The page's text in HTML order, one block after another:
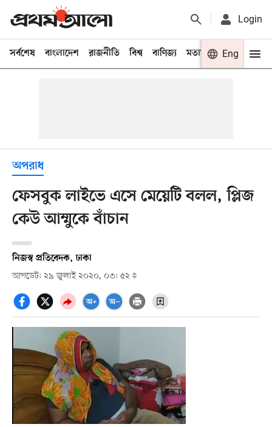
Login
সর্বশেষ বাংলাদেশ রাজনীতি বিশ্ব বাণিজ্য মতামত খেলা
Eng
অপরাধ
ফেসবুক লাইভে এসে মেয়েটি বলল, প্লিজ
কেউ আম্মুকে বাঁচান
নিজস্ব প্রতিবেদক, ঢাকা
আপডেট: ২৯ জুলাই ২০২০, ০৩: ৫২